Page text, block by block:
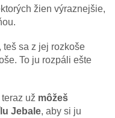
žien výraznejšie,
teš sa z jej rozkoše
To ju rozpáli ešte
už môžeš
Jebale, aby si ju